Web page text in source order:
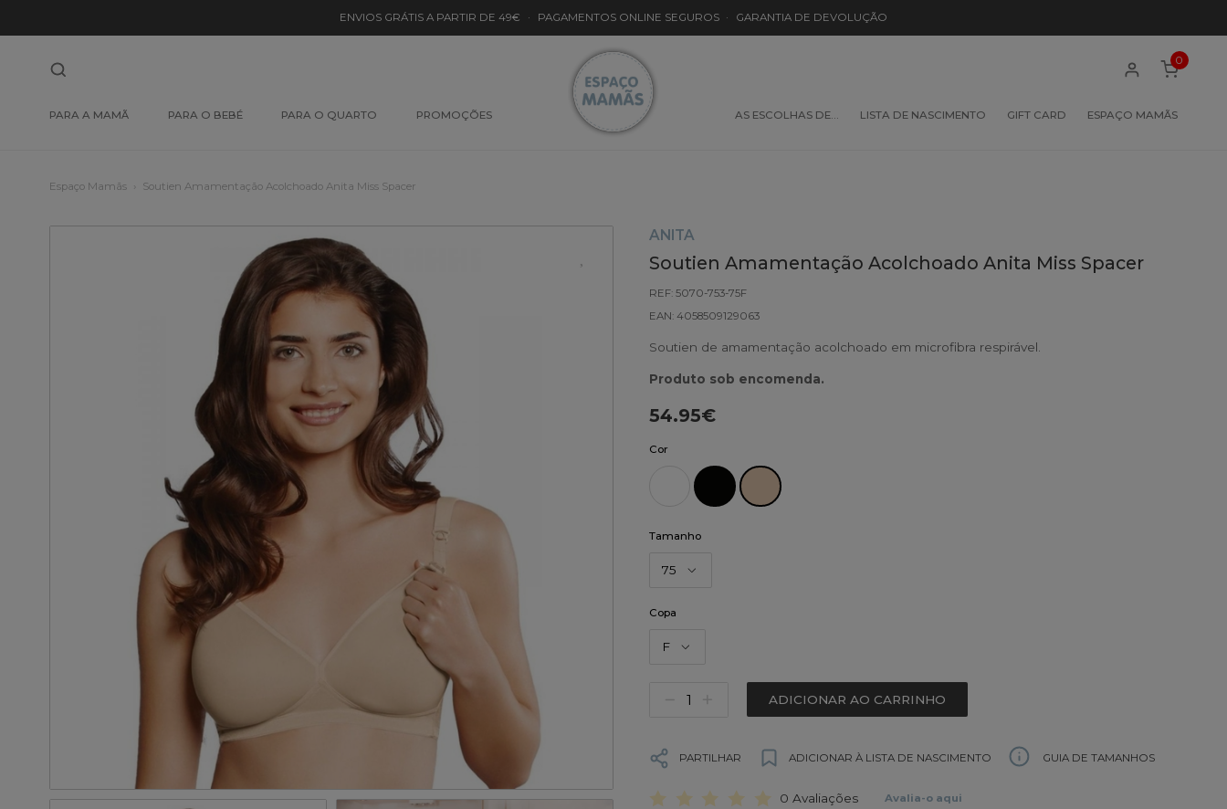
ENVIOS GRÁTIS A PARTIR DE 49€ · PAGAMENTOS ONLINE SEGUROS · GARANTIA DE DEVOLUÇÃO
PARA A MAMÃ PARA O BEBÉ PARA O QUARTO PROMOÇÕES AS ESCOLHAS DE… LISTA DE NASCIMENTO GIFT CARD ESPAÇO MAMÃS
0
Espaço Mamãs Soutien Amamentação Acolchoado Anita Miss Spacer
ANITA
Soutien Amamentação Acolchoado Anita Miss Spacer
REF: 5070-753-75F
EAN: 4058509129063
Soutien de amamentação acolchoado em microfibra respirável.
Produto sob encomenda.
54.95€
Cor
Tamanho
75
Copa
F
ADICIONAR AO CARRINHO
PARTILHAR ADICIONAR À LISTA DE NASCIMENTO GUIA DE TAMANHOS
0 Avaliações Avalia-o aqui